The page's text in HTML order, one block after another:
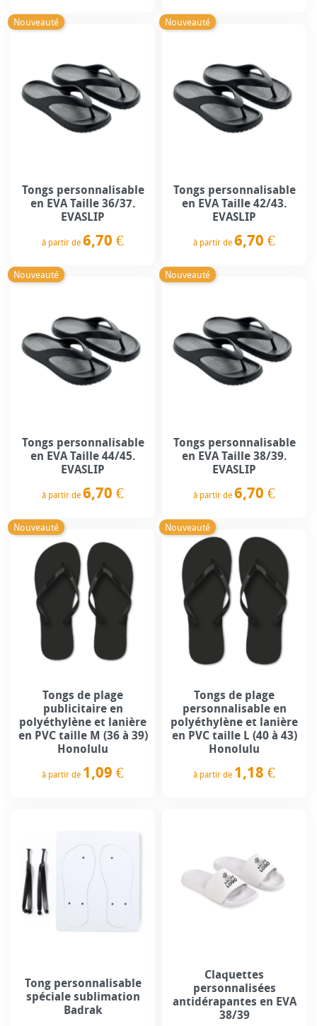
Nouveauté
Tongs personnalisable
en EVA Taille 36/37.
EVASLIP
à partir de 6,70 €
Nouveauté
Tongs personnalisable
en EVA Taille 42/43.
EVASLIP
à partir de 6,70 €
Nouveauté
Tongs personnalisable
en EVA Taille 44/45.
EVASLIP
à partir de 6,70 €
Nouveauté
Tongs personnalisable
en EVA Taille 38/39.
EVASLIP
à partir de 6,70 €
Nouveauté
Tongs de plage
publicitaire en
polyéthylène et lanière
en PVC taille M (36 à 39)
Honolulu
à partir de 1,09 €
Nouveauté
Tongs de plage
personnalisable en
polyéthylène et lanière
en PVC taille L (40 à 43)
Honolulu
à partir de 1,18 €
Tong personnalisable
spéciale sublimation
Badrak
Claquettes
personnalisées
antidérapantes en EVA
38/39